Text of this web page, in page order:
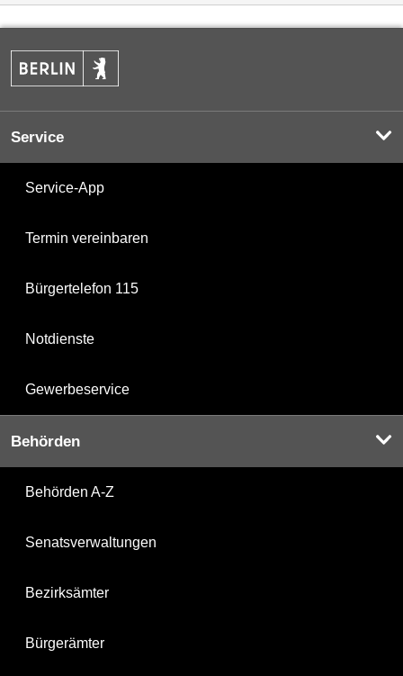
Service
Service-App
Termin vereinbaren
Bürgertelefon 115
Notdienste
Gewerbeservice
Behörden
Behörden A-Z
Senatsverwaltungen
Bezirksämter
Bürgerämter